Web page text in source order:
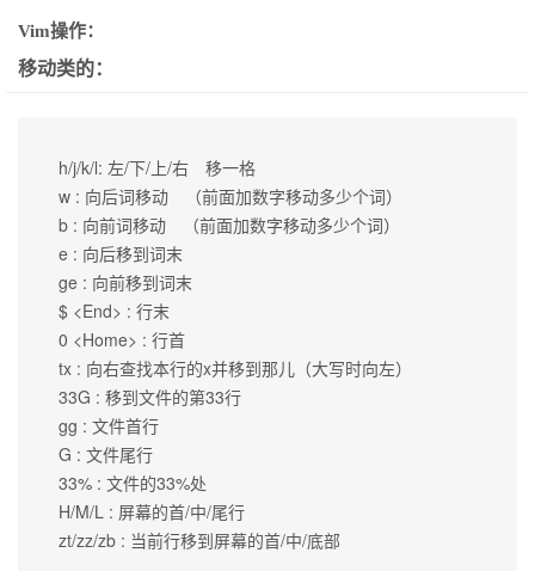
Vim操作：
移动类的：
h/j/k/l: 左/下/上/右　移一格
w : 向后词移动　（前面加数字移动多少个词）
b : 向前词移动　（前面加数字移动多少个词）
e : 向后移到词末
ge : 向前移到词末
$ <End> : 行末
0 <Home> : 行首
tx : 向右查找本行的x并移到那儿（大写时向左）
33G : 移到文件的第33行
gg : 文件首行
G : 文件尾行
33% : 文件的33%处
H/M/L : 屏幕的首/中/尾行
zt/zz/zb : 当前行移到屏幕的首/中/底部